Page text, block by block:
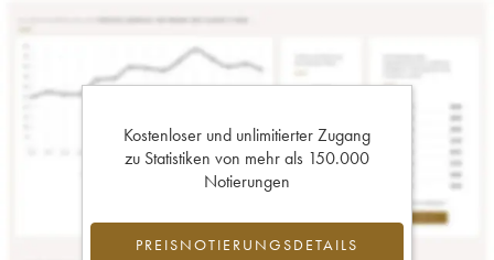
Kostenloser und unlimitierter Zugang
zu Statistiken von mehr als 150.000
Notierungen
PREISNOTIERUNGSDETAILS